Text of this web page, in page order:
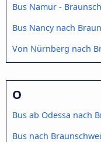
Bus Namur -
Bus Nancy nach
Von Nürnberg nach
O
Bus ab Odessa nach
Bus nach